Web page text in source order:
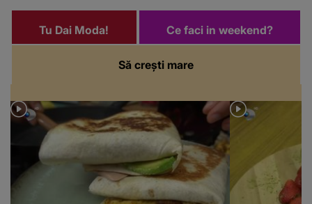
Să crești mare
Tu Dai Moda! Ce faci in weekend?